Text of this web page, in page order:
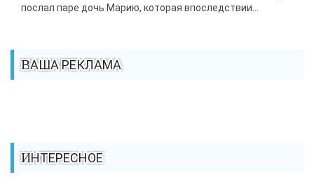
послал паре дочь Марию, которая впоследствии...
ВАША РЕКЛАМА
ИНТЕРЕСНОЕ